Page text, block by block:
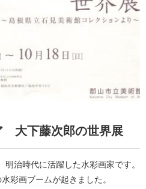
大下藤次郎の世界展
治時代に活躍した水彩画家です。
彩画ブームが起きました。